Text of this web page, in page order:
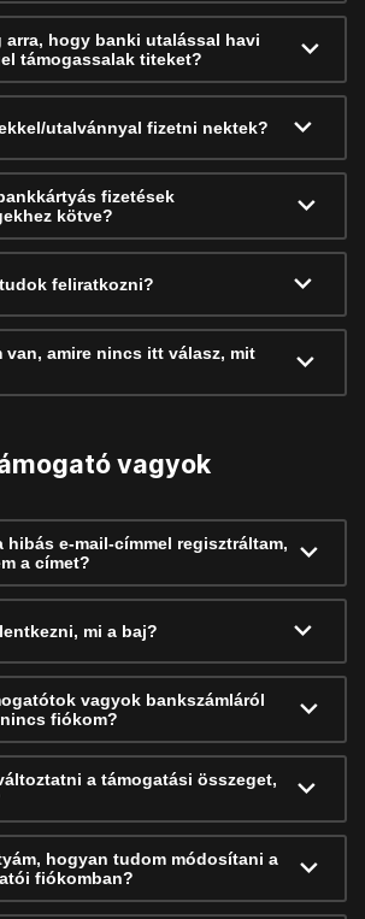
arra, hogy banki utalással havi
támogassalak titeket?
utalvánnyal fizetni nektek?
fizetések
kötve?
feliratkozni?
van, amire nincs itt válasz, mit
vagyok
hibás e-mail-címmel regisztráltam,
a címet?
mi a baj?
vagyok bankszámláról
fiókom?
a támogatási összeget,
hogyan tudom módosítani a
fiókomban?